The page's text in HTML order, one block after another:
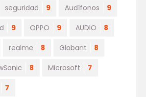
seguridad 9 Audífonos 9
9 OPPO 9 AUDIO 8
realme 8 Globant 8
8 Microsoft 7
7